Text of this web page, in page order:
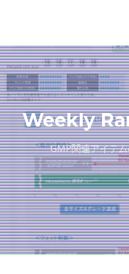
Weekly
GMP関連アイテ